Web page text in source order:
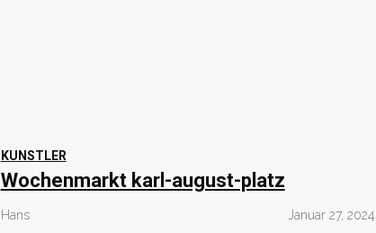
KUNSTLER
Wochenmarkt karl-august-platz
Hans Januar 27, 2024